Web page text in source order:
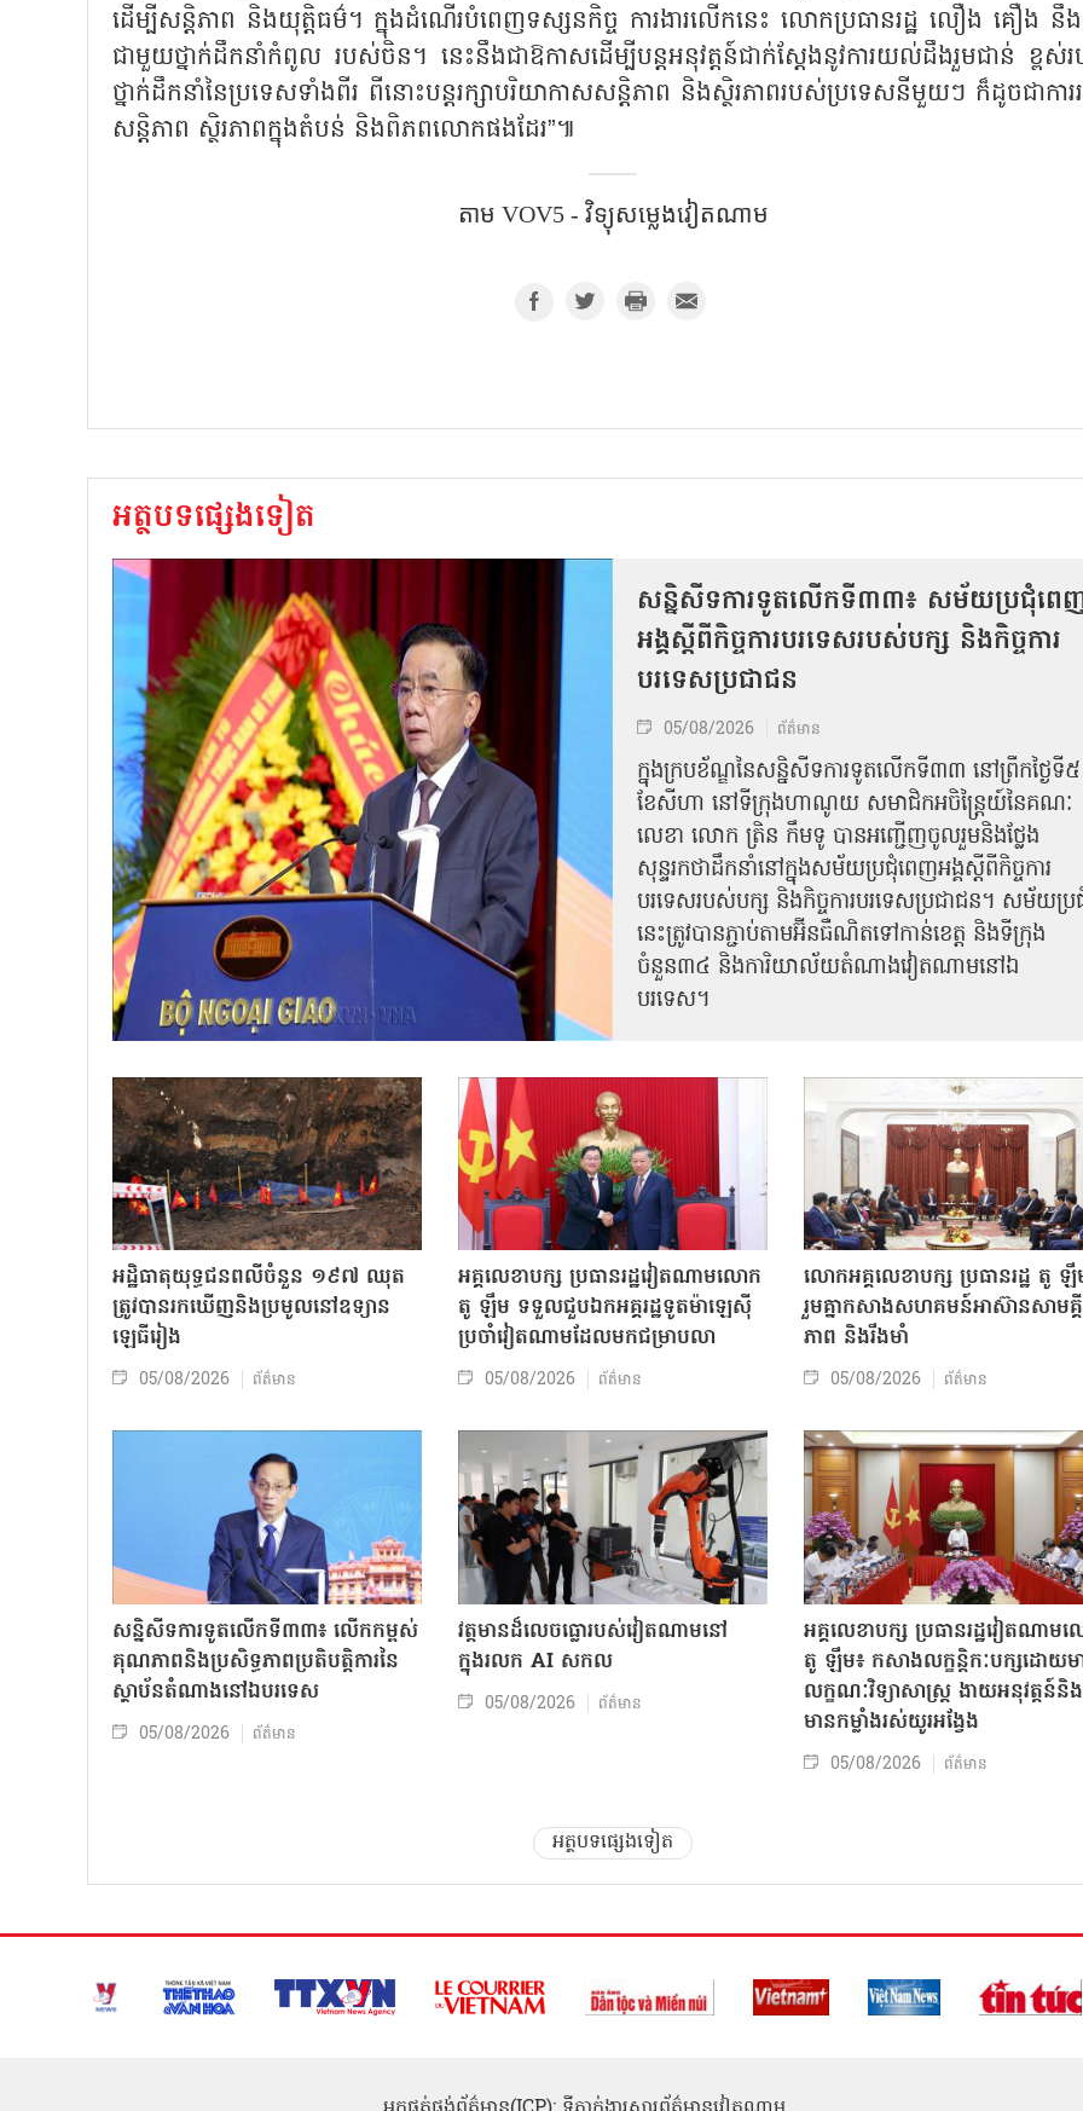
ដើម្បីសន្តិភាព និងយុត្តិធម៌។ ក្នុងដំណើរបំពេញទស្សនកិច្ច ការងារលើកនេះ លោកប្រធានរដ្ឋ លឿង គឿង នឹ
ជាមួយថ្នាក់ដឹកនាំកំពូល របស់ចិន។ នេះនឹងជាឱកាសដើម្បីបន្តអនុវត្តន៍ជាក់ស្ដែងនូវការយល់ដឹងរួមជាន់ ខ្ពស់
ថ្នាក់ដឹកនាំនៃប្រទេសទាំងពីរ ពីនោះបន្តរក្សាបរិយាកាសសន្តិភាព និងស្ថិរភាពរបស់ប្រទេសនីមួយៗ ក៏ដូចជាការរ
សន្តិភាព ស្ថិរភាពក្នុងតំបន់ និងពិភពលោកផងដែរ”៕
តាម​ VOV5 - វិទ្យុសម្លេងវៀតណាម
អត្ថបទផ្សេងទៀត
សន្និសីទការទូតលើកទី៣៣៖ សម័យប្រជុំពេ
អង្គស្តីពីកិច្ច​ការបរទេសរបស់​បក្ស និងកិច្ច​ការ
បរទេសប្រជាជន
05/08/2026 ព័ត៌មាន
ក្នុងក្របខ័ណ្ឌនៃសន្និសីទការទូតលើកទី៣៣ នៅព្រឹកថ្ងៃទី៥
ខែសីហា នៅទីក្រុងហាណូយ សមាជិកអចិន្ត្រៃយ៍នៃគណៈ
លេខា លោក ត្រិន កឹម​ទូ បានអញ្ជើញ​ចូលរួមនិងថ្លែង
សុន្ទរកថាដឹកនាំនៅក្នុងសម័យប្រជុំពេញអង្គស្តីពី​​កិច្ច​ការ
បរទេសរបស់​បក្ស និងកិច្ច​ការបរទេស​ប្រជាជន។ សម័យប្រ
នេះត្រូវបានភ្ជាប់តាមអ៊ីនធឺណិតទៅកាន់ខេត្ត និងទីក្រុង
ចំនួន៣៤ និងការិយាល័យតំណាងវៀតណាមនៅឯ​
បរទេស។
អដ្ឋិធាតុយុទ្ធជនពលីចំនួន ១៩៧ ឈុត
ត្រូវបានរកឃើញនិងប្រមូលនៅឧទ្យាន
ឡេធីរៀង
05/08/2026 ព័ត៌មាន
អគ្គលេខាបក្ស ប្រធានរដ្ឋវៀតណាមលោក
តូ ឡឹម ទទួលជួបឯកអគ្គរដ្ឋទូតម៉ាឡេស៊ី
ប្រចាំវៀតណាមដែលមកជម្រាបលា
05/08/2026 ព័ត៌មាន
លោក​អគ្គលេខាបក្ស ប្រធានរដ្ឋ តូ ឡឹ
រួមគ្នាកសាងសហគមន៍អាស៊ានសាមគ្គី
ភាព និងរឹងមាំ
05/08/2026 ព័ត៌មាន
សន្និសីទការទូតលើកទី៣៣៖ លើក​កម្ពស់
គុណភាពនិងប្រសិទ្ធភាពប្រតិបត្តិការ​នៃ
ស្ថាប័ន​​តំណាងនៅឯ​បរទេស​
05/08/2026 ព័ត៌មាន
វត្តមានដ៏លេចធ្លោរបស់វៀតណាមនៅ
ក្នុងរលក AI សកល
05/08/2026 ព័ត៌មាន
អគ្គលេខាបក្ស ប្រធានរដ្ឋវៀតណាម
តូ ឡឹម៖ កសាងលក្ខន្តិកៈបក្សដោយម
លក្ខណៈវិទ្យាសាស្ត្រ ងាយអនុវត្តន៍និង
មានកម្លាំងរស់យូរអង្វែង
05/08/2026 ព័ត៌មាន
អត្ថបទផ្សេងទៀត